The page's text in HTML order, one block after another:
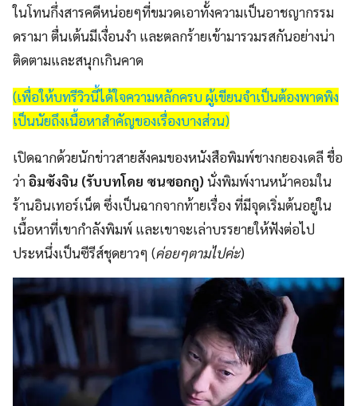
ในโทนกึ่งสารคดีหน่อยๆที่ขมวดเอาทั้งความเป็นอาชญากรรม
ดรามา ตื่นเต้นมีเงื่อนงำ และตลกร้ายเข้ามารวมรสกันอย่างน่า
ติดตามและสนุกเกินคาด
(เพื่อให้บทรีวิวนี้ได้ใจความหลักครบ ผู้เขียนจำเป็นต้องพาดพิง
เป็นนัยถึงเนื้อหาสำคัญของเรื่องบางส่วน)
เปิดฉากด้วยนักข่าวสายสังคมของหนังสือพิมพ์ชางกยองเดลี ชื่อ
ว่าอิมซังจิน (รับบทโดย ซนซอกกู)นั่งพิมพ์งานหน้าคอมใน
ร้านอินเทอร์เน็ต ซึ่งเป็นฉากจากท้ายเรื่อง ที่มีจุดเริ่มต้นอยู่ใน
เนื้อหาที่เขากำลังพิมพ์ และเขาจะเล่าบรรยายให้ฟังต่อไป
ประหนึ่งเป็นซีรีส์ชุดยาวๆ (ค่อยๆตามไปค่ะ)